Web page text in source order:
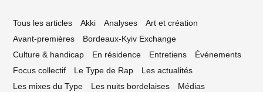
Tous les articles Akki Analyses
Art et création
Avant-premières
Bordeaux-Kyiv Exchange
Culture & handicap
En résidence Entretiens
Événements
Focus collectif
Le Type de Rap
Les actualités
Les mixes du Type
Les nuits bordelaises
Médias